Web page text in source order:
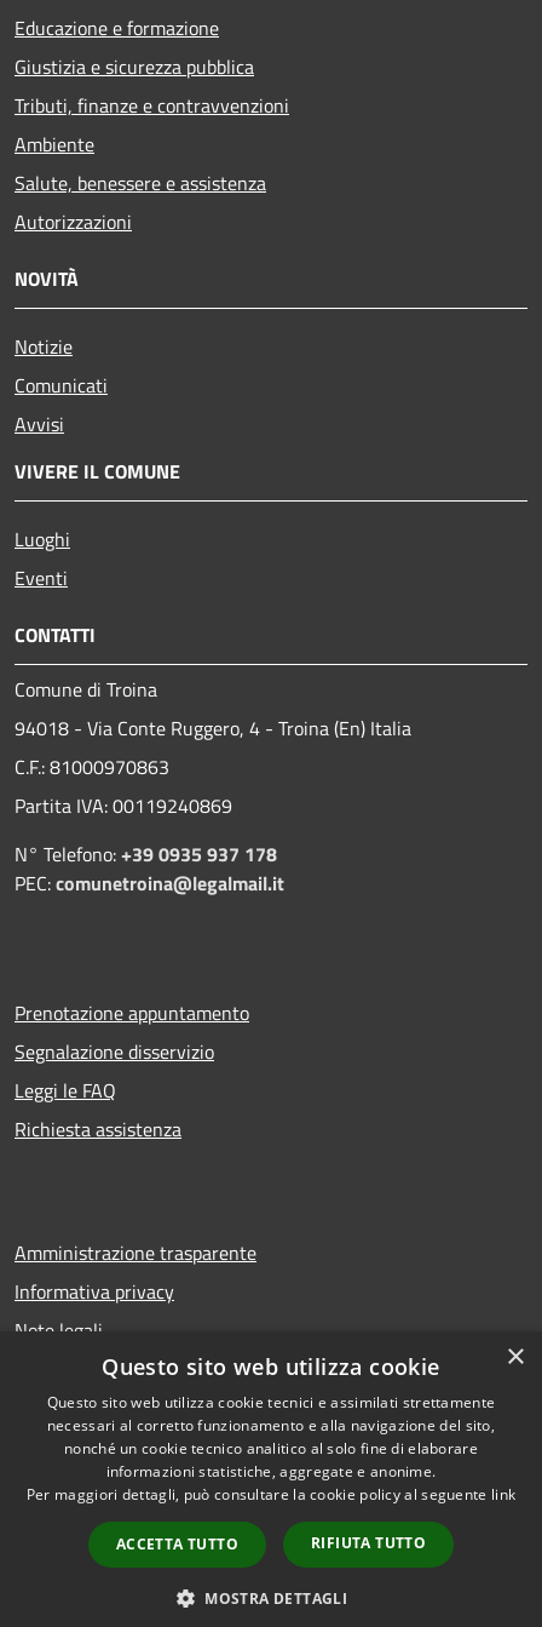
Educazione e formazione
Giustizia e sicurezza pubblica
Tributi, finanze e contravvenzioni
Ambiente
Salute, benessere e assistenza
Autorizzazioni
NOVITÀ
Notizie
Comunicati
Avvisi
VIVERE IL COMUNE
Luoghi
Eventi
CONTATTI
Comune di Troina
94018 - Via Conte Ruggero, 4 - Troina (En) Italia
C.F.: 81000970863
Partita IVA: 00119240869
N° Telefono:+39 0935 937 178
PEC:comunetroina@legalmail.it
Prenotazione appuntamento
Segnalazione disservizio
Leggi le FAQ
Richiesta assistenza
Amministrazione trasparente
Informativa privacy
Note legali
Dichiarazione di accessibilità
Accessibilità
Copyright © 2026 • Comune di
Troina • Powered by
Municipium•
Accesso
redazione
×
Questo sito web utilizza cookie
Questo sito web utilizza cookie tecnici e assimilati strettamente
necessari al corretto funzionamento e alla navigazione del sito,
nonché un cookie tecnico analitico al solo fine di elaborare
informazioni statistiche, aggregate e anonime.
Per maggiori dettagli, può consultare la cookie policy al seguente link
ACCETTA TUTTO RIFIUTA TUTTO
MOSTRA DETTAGLI